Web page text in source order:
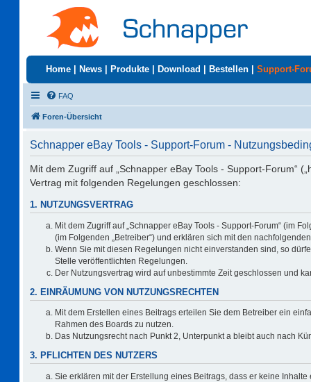
Home News Produkte Download Bestellen Support-
FAQ
Foren-Übersicht
Schnapper eBay Tools - Support-Forum -
Mit dem Zugriff auf „Schnapper eBay Tools - Support-Forum“
Vertrag mit folgenden Regelungen geschlossen:
1. NUTZUNGSVERTRAG
Mit dem Zugriff auf „Schnapper eBay Tools - Support-Forum“ (im
(im Folgenden „Betreiber“) und erklären sich mit den
Wenn Sie mit diesen Regelungen nicht einverstanden sind, so
Stelle veröffentlichten Regelungen.
Der Nutzungsvertrag wird auf unbestimmte Zeit geschlossen und
2. EINRÄUMUNG VON NUTZUNGSRECHTEN
Mit dem Erstellen eines Beitrags erteilen Sie dem Betreiber ein
Rahmen des Boards zu nutzen.
Das Nutzungsrecht nach Punkt 2, Unterpunkt a bleibt auch nach
3. PFLICHTEN DES NUTZERS
Sie erklären mit der Erstellung eines Beitrags, dass er keine